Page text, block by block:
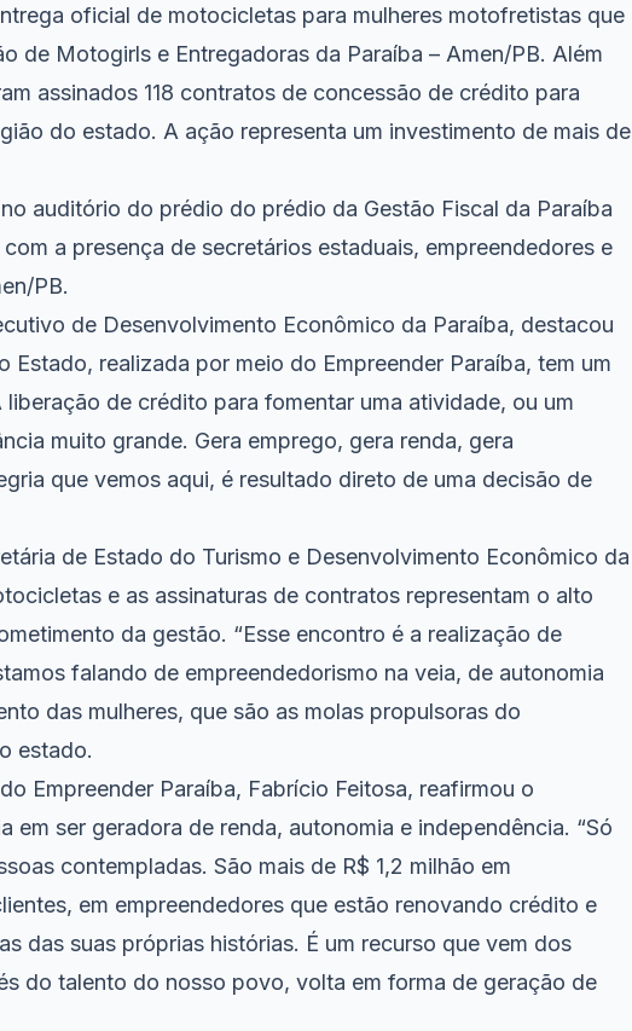
oficial de motocicletas para mulheres motofretistas que
de Motogirls e Entregadoras da Paraíba – Amen/PB. Além
assinados 118 contratos de concessão de crédito para
do estado. A ação representa um investimento de mais de
auditório do prédio do prédio da Gestão Fiscal da Paraíba
a presença de secretários estaduais, empreendedores e
PB.
de Desenvolvimento Econômico da Paraíba, destacou
Estado, realizada por meio do Empreender Paraíba, tem um
de crédito para fomentar uma atividade, ou um
muito grande. Gera emprego, gera renda, gera
que vemos aqui, é resultado direto de uma decisão de
de Estado do Turismo e Desenvolvimento Econômico da
e as assinaturas de contratos representam o alto
da gestão. “Esse encontro é a realização de
falando de empreendedorismo na veia, de autonomia
das mulheres, que são as molas propulsoras do
estado.
Empreender Paraíba, Fabrício Feitosa, reafirmou o
em ser geradora de renda, autonomia e independência. “Só
contempladas. São mais de R$ 1,2 milhão em
em empreendedores que estão renovando crédito e
das suas próprias histórias. É um recurso que vem dos
do talento do nosso povo, volta em forma de geração de